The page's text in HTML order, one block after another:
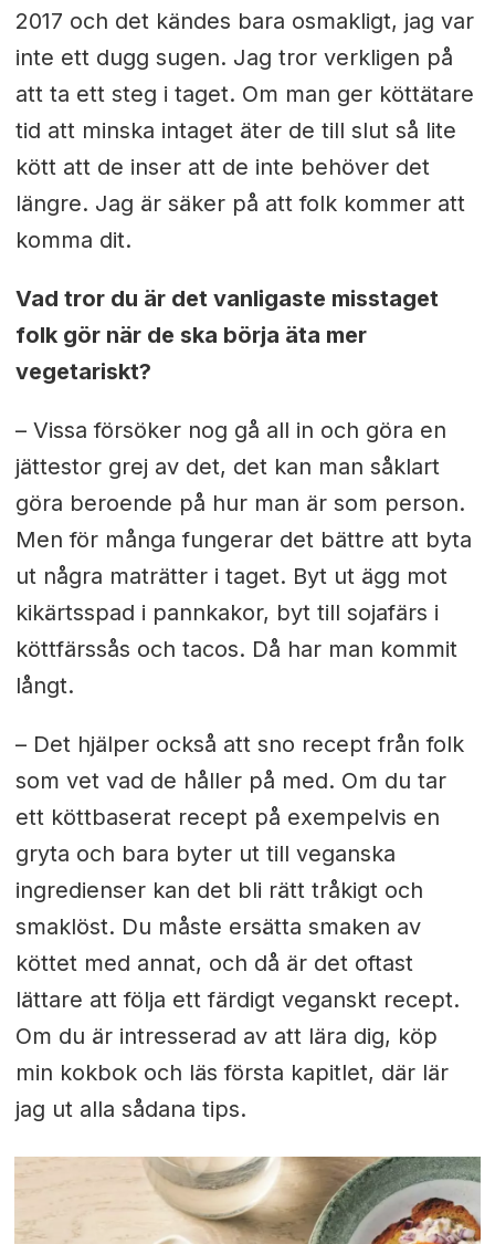
2017 och det kändes bara osmakligt, jag var
inte ett dugg sugen. Jag tror verkligen på
att ta ett steg i taget. Om man ger köttätare
tid att minska intaget äter de till slut så lite
kött att de inser att de inte behöver det
längre. Jag är säker på att folk kommer att
komma dit.
Vad tror du är det vanligaste misstaget
folk gör när de ska börja äta mer
vegetariskt?
– Vissa försöker nog gå all in och göra en
jättestor grej av det, det kan man såklart
göra beroende på hur man är som person.
Men för många fungerar det bättre att byta
ut några maträtter i taget. Byt ut ägg mot
kikärtsspad i pannkakor, byt till sojafärs i
köttfärssås och tacos. Då har man kommit
långt.
– Det hjälper också att sno recept från folk
som vet vad de håller på med. Om du tar
ett köttbaserat recept på exempelvis en
gryta och bara byter ut till veganska
ingredienser kan det bli rätt tråkigt och
smaklöst. Du måste ersätta smaken av
köttet med annat, och då är det oftast
lättare att följa ett färdigt veganskt recept.
Om du är intresserad av att lära dig, köp
min kokbok och läs första kapitlet, där lär
jag ut alla sådana tips.